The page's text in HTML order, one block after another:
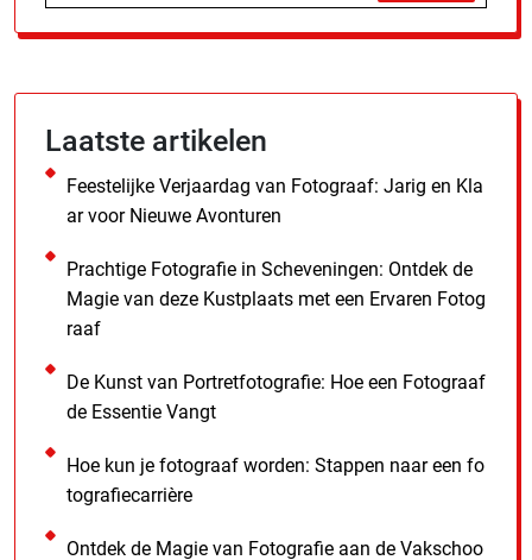
Laatste artikelen
Feestelijke Verjaardag van Fotograaf: Jarig en Kla
ar voor Nieuwe Avonturen
Prachtige Fotografie in Scheveningen: Ontdek de
Magie van deze Kustplaats met een Ervaren Fotog
raaf
De Kunst van Portretfotografie: Hoe een Fotograaf
de Essentie Vangt
Hoe kun je fotograaf worden: Stappen naar een fo
tografiecarrière
Ontdek de Magie van Fotografie aan de Vakschoo